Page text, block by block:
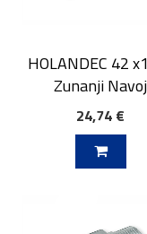
HOLANDEC 42
Zunanji Navoj
24,74 €